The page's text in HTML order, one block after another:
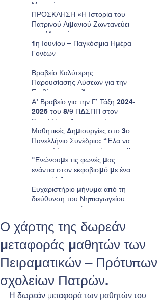
Μουσείο»
ΠΡΟΣΚΛΗΣΗ «Η Ιστορία του
Πατρινού Λιμανιού Ζωντανεύει
στο Μουσείο»
1η Ιουνίου – Παγκόσμια Ημέρα
Γονέων
Βραβείο Καλύτερης
Παρουσίασης Λύσεων για την
Επιβίωση στον Άρη για το
Νηπιαγωγείο μας.
Α’ Βραβείο για την Γ’ Τάξη 2024-
2025 του 8/θ ΠΔΣΠΠ στον
Πανελλήνιο Διαγωνισμό
Ζωγραφικής της Παιδικής
HELMEPA.
Μαθητικές Δημιουργίες στο 3ο
Πανελλήνιο Συνέδριο: “Έλα να
σου μιλήσω για τον τόπο μου”
"Ενώνουμε τις φωνές μας
ενάντια στον εκφοβισμό με ένα
τραγούδι"
Ευχαριστήριο μήνυμα από τη
διεύθυνση του Νηπιαγωγείου
προς τους γονείς
Ο χάρτης της δωρεάν
μεταφοράς μαθητών των
Πειραματικών – Πρότυπων
σχολείων Πατρών.
Η δωρεάν μεταφορά των μαθητών του